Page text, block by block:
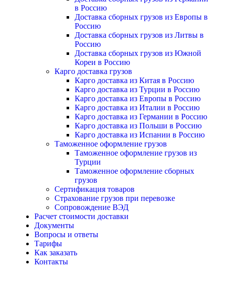
в Россию
Доставка сборных грузов из Европы в
Россию
Доставка сборных грузов из Литвы в
Россию
Доставка сборных грузов из Южной
Кореи в Россию
Карго доставка грузов
Карго доставка из Китая в Россию
Карго доставка из Турции в Россию
Карго доставка из Европы в Россию
Карго доставка из Италии в Россию
Карго доставка из Германии в Россию
Карго доставка из Польши в Россию
Карго доставка из Испании в Россию
Таможенное оформление грузов
Таможенное оформление грузов из
Турции
Таможенное оформление сборных
грузов
Сертификация товаров
Страхование грузов при перевозке
Сопровождение ВЭД
Расчет стоимости доставки
Документы
Вопросы и ответы
Тарифы
Как заказать
Контакты